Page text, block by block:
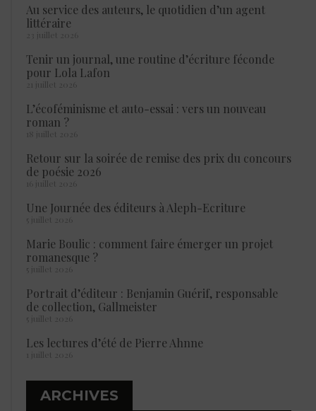
Au service des auteurs, le quotidien d’un agent
littéraire
23 juillet 2026
Tenir un journal, une routine d’écriture féconde
pour Lola Lafon
21 juillet 2026
L’écoféminisme et auto-essai : vers un nouveau
roman ?
18 juillet 2026
Retour sur la soirée de remise des prix du concours
de poésie 2026
16 juillet 2026
Une Journée des éditeurs à Aleph-Ecriture
5 juillet 2026
Marie Boulic : comment faire émerger un projet
romanesque ?
5 juillet 2026
Portrait d’éditeur : Benjamin Guérif, responsable
de collection, Gallmeister
5 juillet 2026
Les lectures d’été de Pierre Ahnne
1 juillet 2026
ARCHIVES